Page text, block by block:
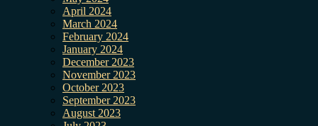
April 2024
March 2024
February 2024
January 2024
December 2023
November 2023
October 2023
September 2023
August 2023